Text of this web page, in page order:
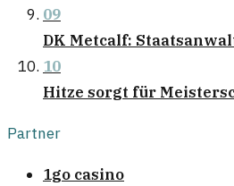
09
DK Metcalf:
10
Hitze sorgt für
Partner
1go casino